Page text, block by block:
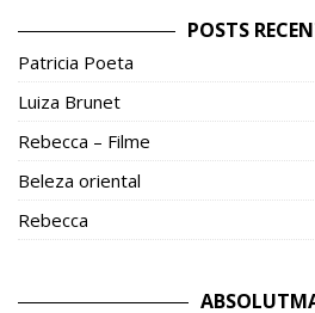
POSTS
Patricia Poeta
Luiza Brunet
Rebecca – Filme
Beleza oriental
Rebecca